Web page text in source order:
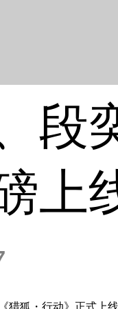
段
上
・行动》正式上线